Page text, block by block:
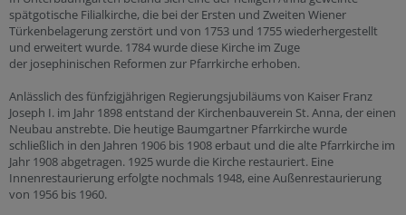
spätgotische Filialkirche, die bei der Ersten und Zweiten Wiener
Türkenbelagerung zerstört und von 1753 und 1755 wiederhergestellt
und erweitert wurde. 1784 wurde diese Kirche im Zuge
der josephinischen Reformen zur Pfarrkirche erhoben.
Anlässlich des fünfzigjährigen Regierungsjubiläums von Kaiser Franz
Joseph I. im Jahr 1898 entstand der Kirchenbauverein St. Anna, der einen
Neubau anstrebte. Die heutige Baumgartner Pfarrkirche wurde
schließlich in den Jahren 1906 bis 1908 erbaut und die alte Pfarrkirche im
Jahr 1908 abgetragen. 1925 wurde die Kirche restauriert. Eine
Innenrestaurierung erfolgte nochmals 1948, eine Außenrestaurierung
von 1956 bis 1960.